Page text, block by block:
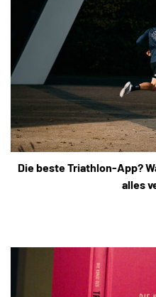
Die beste Triathlon-App?
alles